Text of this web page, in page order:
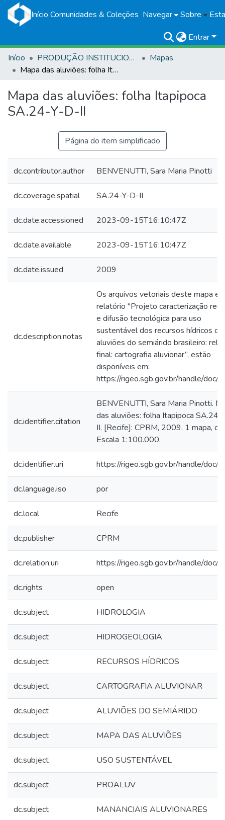
Início Comunidades & Coleções Navegar Sobre
Entrar
Início
PRODUÇÃO INSTITUCIONAL
Mapas
Mapa das aluviões: folha Itapipoca SA.24-Y-D-II
Mapa das aluviões: folha Itapipoca
SA.24-Y-D-II
Página do item simplificado
dc.contributor.author BENVENUTTI, Sara Maria Pinotti
dc.coverage.spatial SA.24-Y-D-II
dc.date.accessioned 2023-09-15T16:10:47Z
dc.date.available 2023-09-15T16:10:47Z
dc.date.issued 2009
dc.description.notas
Os arquivos vetoriais deste mapa e
relatório "Projeto caracterização
e difusão tecnológica para uso
sustentável dos recursos hídricos
aluviões do semiárido brasileiro:
final: cartografia aluvionar”, estão
disponíveis em:
https://rigeo.sgb.gov.br/handle/doc/
dc.identifier.citation
BENVENUTTI, Sara Maria Pinotti.
das aluviões: folha Itapipoca SA.24-
II. [Recife]: CPRM, 2009. 1 mapa,
Escala 1:100.000.
dc.identifier.uri https://rigeo.sgb.gov.br/handle/doc/
dc.language.iso por
dc.local Recife
dc.publisher CPRM
dc.relation.uri https://rigeo.sgb.gov.br/handle/doc/
dc.rights open
dc.subject HIDROLOGIA
dc.subject HIDROGEOLOGIA
dc.subject RECURSOS HÍDRICOS
dc.subject CARTOGRAFIA ALUVIONAR
dc.subject ALUVIÕES DO SEMIÁRIDO
dc.subject MAPA DAS ALUVIÕES
dc.subject USO SUSTENTÁVEL
dc.subject PROALUV
dc.subject MANANCIAIS ALUVIONARES